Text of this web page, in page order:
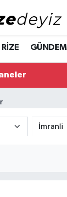
RİZE GÜNDEM
Haritası